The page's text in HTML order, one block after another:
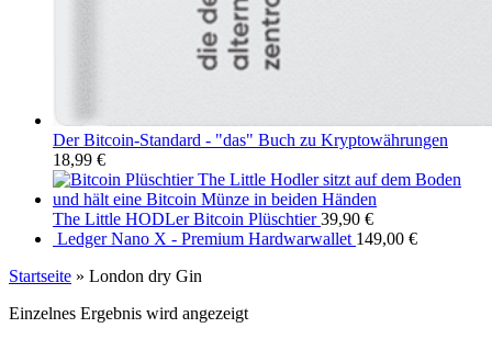
Der Bitcoin-Standard - "das" Buch zu Kryptowährungen
18,99 €
The Little HODLer Bitcoin Plüschtier39,90 €
Ledger Nano X - Premium Hardwarwallet 149,00 €
Startseite » London dry Gin
Einzelnes Ergebnis wird angezeigt